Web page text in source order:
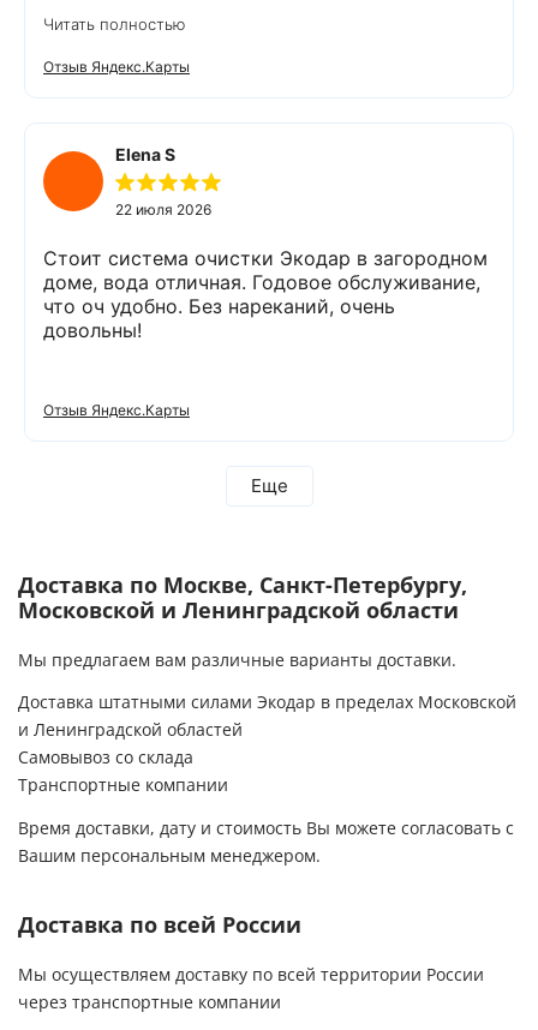
подобрать оптимальный вариант, пригласил в
офис для заключения договора. Оборудование
«Экодар компакт», которое я поставил,
существенно снизило жесткость воды,
убрало посторонние запахи. Вода стала
мягкой и приятной на вкус. Полностью
доволен сотрудничеством с Компанией
«Экодар». Рекомендую.
Читать полностью
Отзыв Яндекс.Карты
Elena S
22 июля 2026
Стоит система очистки Экодар в загородном
доме, вода отличная. Годовое обслуживание,
что оч удобно. Без нареканий, очень
довольны!
Отзыв Яндекс.Карты
Еще
Доставка по Москве, Санкт-Петербургу,
Московской и Ленинградской области
Мы предлагаем вам различные варианты доставки.
Доставка штатными силами Экодар в пределах Московской
и Ленинградской областей
Самовывоз со склада
Транспортные компании
Время доставки, дату и стоимость Вы можете согласовать с
Вашим персональным менеджером.
Доставка по всей России
Мы осуществляем доставку по всей территории России
через транспортные компании